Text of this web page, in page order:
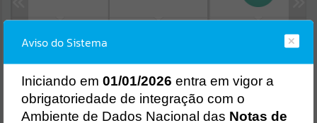
ISS/ALVARÁ
Aviso do Sistema
Iniciando em 01/01/2026 entra em vigor a
obrigatoriedade de integração com o
Ambiente de Dados Nacional das Notas de
Erro
Gerenciamento do Sistema
CÓDIGO DA MENSAGEM:
Ocorreu um erro de script: